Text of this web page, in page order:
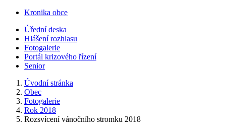
Kronika obce
Úřední deska
Hlášení rozhlasu
Fotogalerie
Portál krizového řízení
Senior
Úvodní stránka
Obec
Fotogalerie
Rok 2018
Rozsvícení vánočního stromku 2018